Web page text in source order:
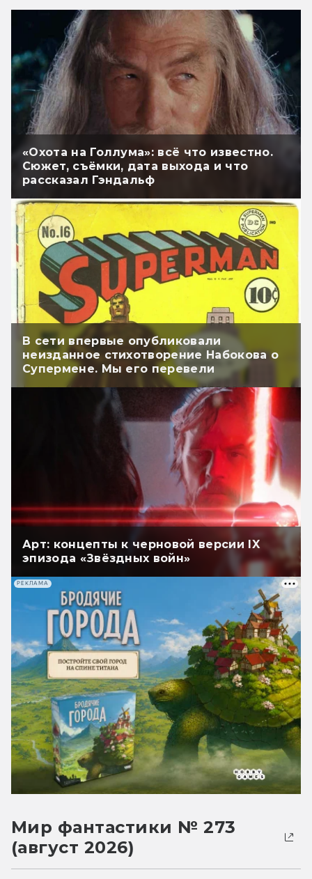
«Охота на Голлума»: всё что известно.
Сюжет, съёмки, дата выхода и что
рассказал Гэндальф
В сети впервые опубликовали
неизданное стихотворение Набокова о
Супермене. Мы его перевели
Арт: концепты к черновой версии IX
эпизода «Звёздных войн»
РЕКЛАМА
Мир фантастики № 273
(август 2026)